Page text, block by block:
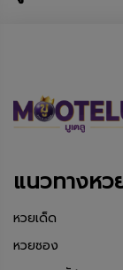
แนวทางหว
หวยเด็ด
หวยซอง